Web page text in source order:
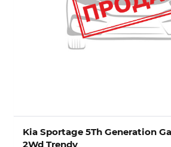
Kia Sportage 5Th Generation
2Wd Trendy